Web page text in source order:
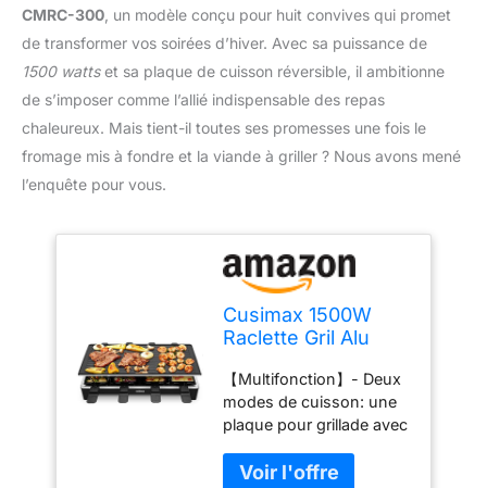
CMRC-300 , un modèle conçu pour huit convives qui promet
de transformer vos soirées d’hiver. Avec sa puissance de
1500 wattset sa plaque de cuisson réversible, il ambitionne
de s’imposer comme l’allié indispensable des repas
chaleureux. Mais tient-il toutes ses promesses une fois le
fromage mis à fondre et la viande à griller ? Nous avons mené
l’enquête pour vous.
Cusimax 1500W
Raclette Gril Alu
Personnes, Poêles
antiadhésif, Gril
électrique, Appareil
à Raclette, Plaque
de cuisson
【Multifonction】- Deux
modes de cuisson: une
plaque pour grillade avec
mini crêpes. Idéal pour